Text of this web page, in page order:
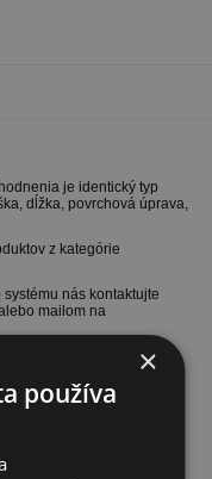
je identický typ
dĺžka, povrchová úprava,
z kategórie
nás kontaktujte
mailom na
obratom sa Vám ozve a
cenu.
našich obchodných
novú - v rámci našich
×
používa